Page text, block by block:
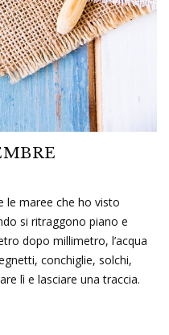
le maree che ho visto
si ritraggono piano e
dopo millimetro, l’acqua
conchiglie, solchi,
lì e lasciare una traccia.